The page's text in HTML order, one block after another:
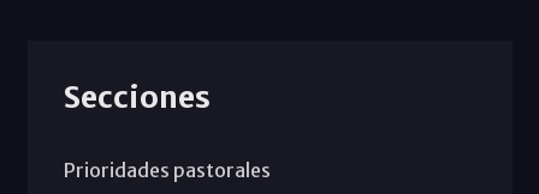
Secciones
Prioridades pastorales